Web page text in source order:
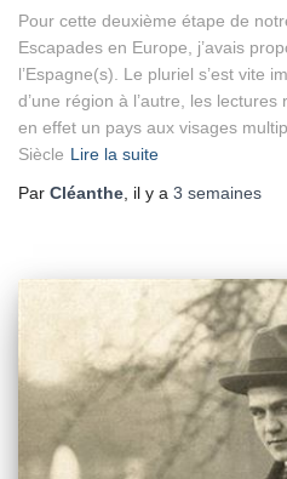
Pour cette deuxième étape de
Escapades en Europe, j’avais
l’Espagne(s). Le pluriel s’est vite
d’une région à l’autre, les
en effet un pays aux visages
Siècle Lire la suite
Par Cléanthe , il y a 3 semaines